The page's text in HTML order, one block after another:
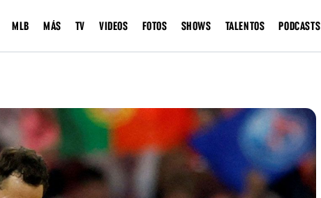
MLB MÁS TV VIDEOS FOTOS SHOWS TALENTOS PODCASTS